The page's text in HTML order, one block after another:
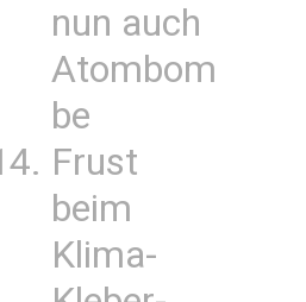
nun auch
Atombom
be
Frust
beim
Klima-